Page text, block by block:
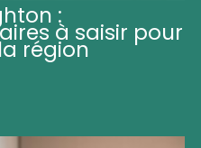
:
à saisir pour
région